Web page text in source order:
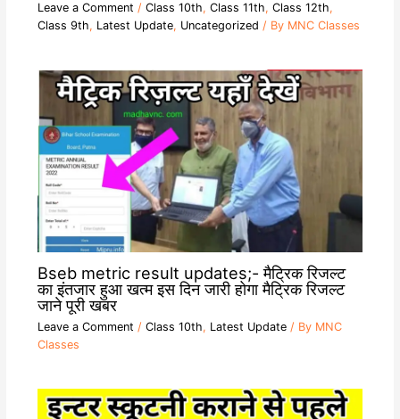
Leave a Comment / Class 10th, Class 11th, Class 12th,
Class 9th, Latest Update, Uncategorized / By MNC Classes
Bseb metric result updates;- मैट्रिक रिजल्ट
का इंतजार हुआ खत्म इस दिन जारी होगा मैट्रिक रिजल्ट
जाने पूरी खबर
Leave a Comment / Class 10th, Latest Update/ By MNC
Classes